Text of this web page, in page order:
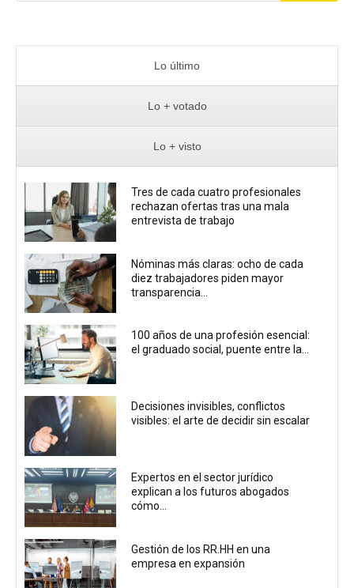
Lo último
Lo + votado
Lo + visto
Tres de cada cuatro profesionales
rechazan ofertas tras una mala
entrevista de trabajo
Nóminas más claras: ocho de cada
diez trabajadores piden mayor
transparencia...
100 años de una profesión esencial:
el graduado social, puente entre la...
Decisiones invisibles, conflictos
visibles: el arte de decidir sin escalar
Expertos en el sector jurídico
explican a los futuros abogados
cómo...
Gestión de los RR.HH en una
empresa en expansión